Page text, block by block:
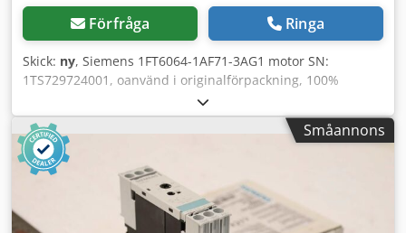
Förfråga Ringa
Skick: ny, Siemens 1FT6064-1AF71-3AG1 motor SN:
1TS729724001, oanvänd i originalförpackning, 100%
funktionsduglig, leveransomfattning enligt bilder.
Chedpfex Dunuox Ak Hea
Småannons